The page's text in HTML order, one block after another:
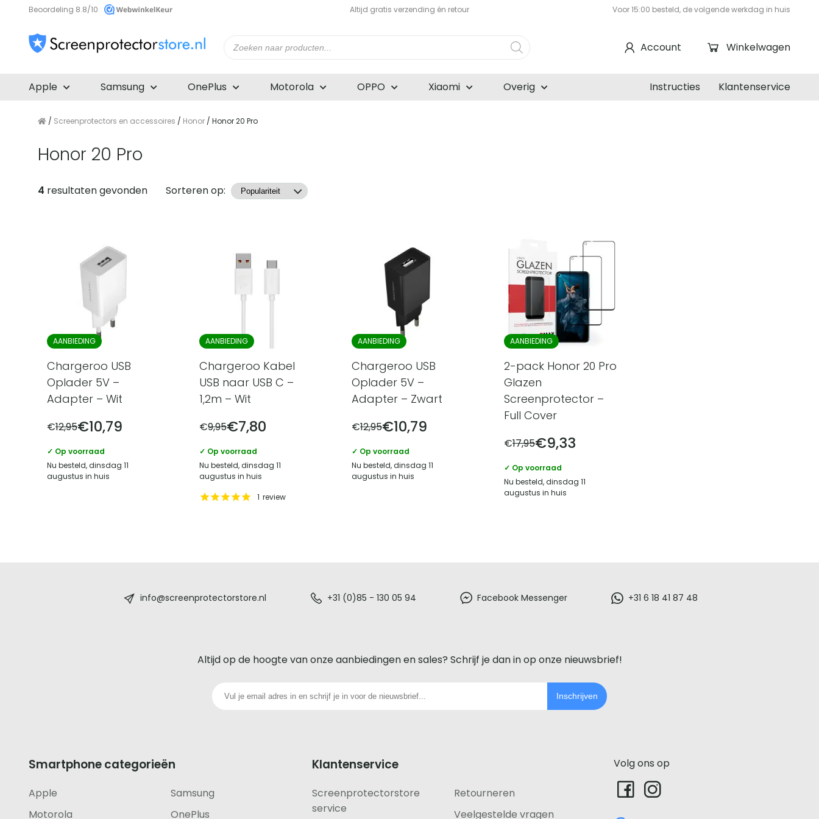
Beoordeling 8.8/10 Altijd gratis verzending én retour Voor 15:00 besteld, de volgende werkdag in huis
zoeken Winkelwagen
Account
Apple Samsung OnePlus Motorola OPPO Xiaomi Overig Klantenservice
Instructies
/ Screenprotectors en accessoires / Honor / Honor 20 Pro
Honor 20 Pro
Producten
4 resultaten gevonden Sorteren op:
AANBIEDING
Chargeroo USB
Oplader 5V –
Adapter – Wit
€12,95€10,79
✓ Op voorraad
Nu besteld, dinsdag 11
augustus in huis
AANBIEDING
Chargeroo Kabel
USB naar USB C –
1,2m – Wit
€9,95€7,80
✓ Op voorraad
Nu besteld, dinsdag 11
augustus in huis
1 review
AANBIEDING
Chargeroo USB
Oplader 5V –
Adapter – Zwart
€12,95€10,79
✓ Op voorraad
Nu besteld, dinsdag 11
augustus in huis
AANBIEDING
2-pack Honor 20 Pro
Glazen
Screenprotector –
Full Cover
€17,95€9,33
✓ Op voorraad
Nu besteld, dinsdag 11
augustus in huis
iedere
telefoon
footer
info@screenprotectorstore.nl +31 (0)85 - 130 05 94 Facebook Messenger +31 6 18 41 87 48
Altijd op de hoogte van onze aanbiedingen en sales? Schrijf je dan in op onze nieuwsbrief!
Inschrijven
Smartphone categorieën
Apple
Samsung
Motorola
OnePlus
Klantenservice
Screenprotectorstore
service
Retourneren
Veelgestelde vragen
Volg ons op